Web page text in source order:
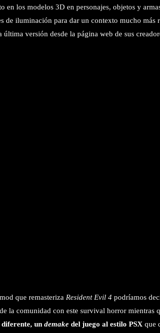
en los modelos 3D en personajes, objetos y
de iluminación para dar un contexto mucho más
última versión desde la página web de sus
que remasteriza Resident Evil 4 podríamos
la comunidad con este survival horror mientras
un demake del juego al estilo PSX que